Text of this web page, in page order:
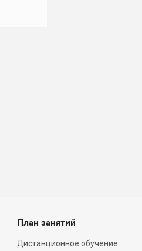
План занятий
Дистанционное обучение